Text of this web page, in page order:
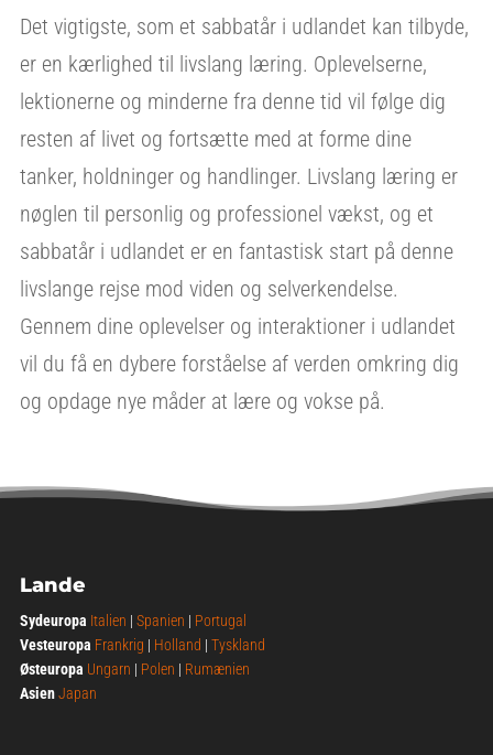
Det vigtigste, som et sabbatår i udlandet kan tilbyde,
er en kærlighed til livslang læring. Oplevelserne,
lektionerne og minderne fra denne tid vil følge dig
resten af livet og fortsætte med at forme dine
tanker, holdninger og handlinger. Livslang læring er
nøglen til personlig og professionel vækst, og et
sabbatår i udlandet er en fantastisk start på denne
livslange rejse mod viden og selverkendelse.
Gennem dine oplevelser og interaktioner i udlandet
vil du få en dybere forståelse af verden omkring dig
og opdage nye måder at lære og vokse på.
Lande
Sydeuropa Italien | Spanien | Portugal
Vesteuropa Frankrig | Holland | Tyskland
Østeuropa Ungarn | Polen | Rumænien
AsienJapan